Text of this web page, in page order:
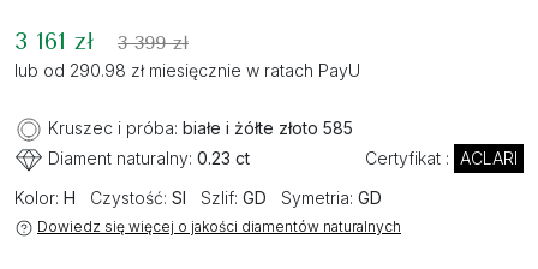
3 161 zł 3 399 zł
lub od 290.98 zł miesięcznie w ratach PayU
Kruszec i próba: białe i żółte złoto 585
Diament naturalny: 0.23 ct Certyfikat : ACLARI
Kolor: H Czystość: SI Szlif: GD Symetria: GD
Dowiedz się więcej o jakości diamentów naturalnych